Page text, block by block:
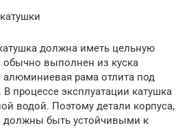
должна иметь цельную
обычно выполнен из куска
рама отлита под
процессе эксплуатации катушка
водой. Поэтому детали корпуса,
быть устойчивыми к